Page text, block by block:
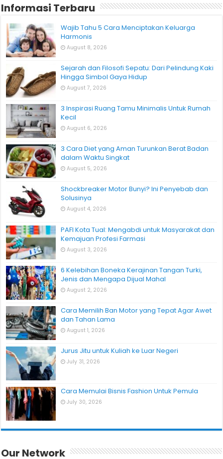
Informasi Terbaru
Wajib Tahu 5 Cara Menciptakan Keluarga
Harmonis
August 8, 2026
Sejarah dan Filosofi Sepatu: Dari Pelindung Kaki
Hingga Simbol Gaya Hidup
August 7, 2026
3 Inspirasi Ruang Tamu Minimalis Untuk Rumah
Kecil
August 6, 2026
3 Cara Diet yang Aman Turunkan Berat Badan
dalam Waktu Singkat
August 5, 2026
Shockbreaker Motor Bunyi? Ini Penyebab dan
Solusinya
August 4, 2026
PAFI Kota Tual: Mengabdi untuk Masyarakat dan
Kemajuan Profesi Farmasi
August 3, 2026
6 Kelebihan Boneka Kerajinan Tangan Turki,
Jenis dan Mengapa Dijual Mahal
August 2, 2026
Cara Memilih Ban Motor yang Tepat Agar Awet
dan Tahan Lama
August 1, 2026
Jurus Jitu untuk Kuliah ke Luar Negeri
July 31, 2026
Cara Memulai Bisnis Fashion Untuk Pemula
July 30, 2026
Our Network